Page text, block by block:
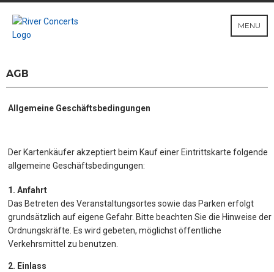
MENU
AGB
Allgemeine Geschäftsbedingungen
Der Kartenkäufer akzeptiert beim Kauf einer Eintrittskarte folgende
allgemeine Geschäftsbedingungen:
1. Anfahrt
Das Betreten des Veranstaltungsortes sowie das Parken erfolgt
grundsätzlich auf eigene Gefahr. Bitte beachten Sie die Hinweise der
Ordnungskräfte. Es wird gebeten, möglichst öffentliche
Verkehrsmittel zu benutzen.
2. Einlass